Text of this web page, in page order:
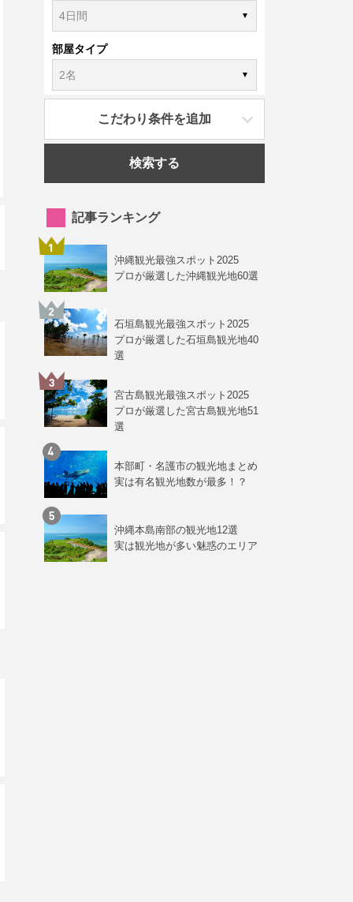
部屋タイプ
こだわり条件を追加
検索する
記事ランキング
沖縄観光最強スポット2025
プロが厳選した沖縄観光地60選
石垣島観光最強スポット2025
プロが厳選した石垣島観光地40
選
宮古島観光最強スポット2025
プロが厳選した宮古島観光地51
選
本部町・名護市の観光地まとめ
実は有名観光地数が最多！？
沖縄本島南部の観光地12選
実は観光地が多い魅惑のエリア